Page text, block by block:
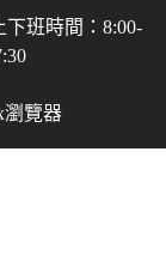
下班時間：8:00-
瀏覽器